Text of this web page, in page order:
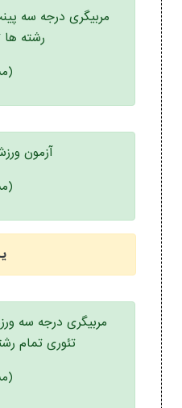
مربیگری درجه سه
رشته ها
آزمون
مربیگری درجه سه
تئوری تمام